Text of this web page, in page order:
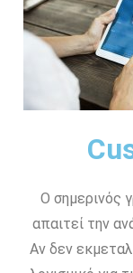
Ο σημερινός
απαιτεί την
Αν δεν